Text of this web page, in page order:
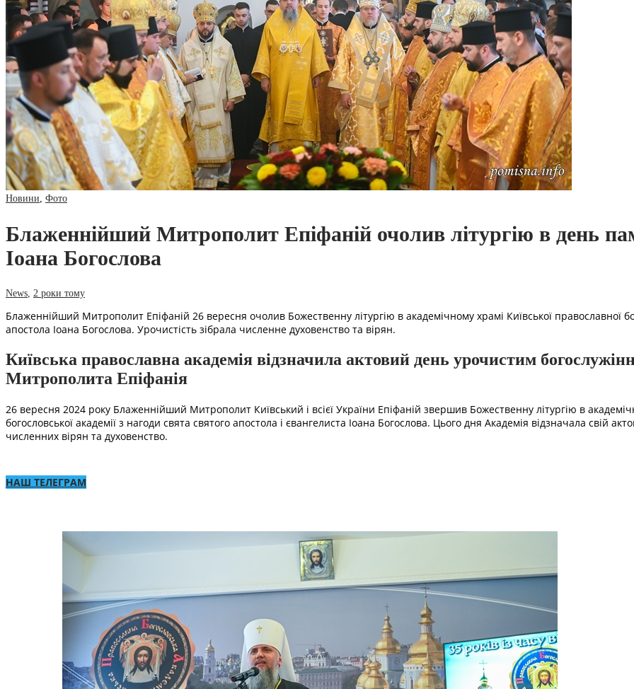
Новини Фото
Блаженнійший Митрополит Епіфаній очолив літургію в день
Іоана Богослова
News 2 роки тому
Блаженнійший Митрополит Епіфаній 26 вересня очолив Божественну літургію в академічному храмі Київської православної
апостола Іоана Богослова. Урочистість зібрала численне духовенство та вірян.
Київська православна академія відзначила актовий день урочистим
Митрополита Епіфанія
26 вересня 2024 року Блаженнійший Митрополит Київський і всієї України Епіфаній звершив Божественну літургію в
богословської академії з нагоди свята святого апостола і євангелиста Іоана Богослова. Цього дня Академія відзначала свій
численних вірян та духовенство.
НАШ ТЕЛЕГРАМ